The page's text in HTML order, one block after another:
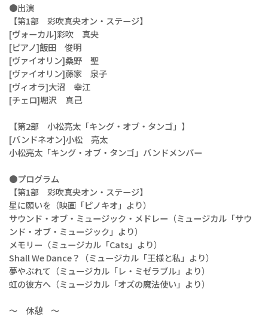
●出演
【第1部 彩吹真央オン・ステージ】
[ヴォーカル]彩吹 真央
[ピアノ]飯田 俊明
[ヴァイオリン]桑野 聖
[ヴァイオリン]藤家 泉子
[ヴィオラ]大沼 幸江
[チェロ]堀沢 真己
【第2部 小松亮太「キング・オブ・タンゴ」】
[バンドネオン]小松 亮太
小松亮太「キング・オブ・タンゴ」バンドメンバー
●プログラム
【第1部 彩吹真央オン・ステージ】
星に願いを（映画「ピノキオ」より）
サウンド・オブ・ミュージック・メドレー（ミュージカル「サウ
ンド・オブ・ミュージック」より）
メモリー（ミュージカル「Cats」より）
Shall We Dance？（ミュージカル「王様と私」より）
夢やぶれて（ミュージカル「レ・ミゼラブル」より）
虹の彼方へ（ミュージカル「オズの魔法使い」より）
～ 休憩 ～